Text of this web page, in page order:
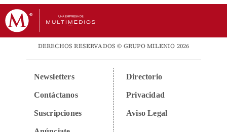
DERECHOS RESERVADOS © GRUPO MILENIO 2026
Newsletters
Contáctanos
Suscripciones
Directorio
Privacidad
Aviso Legal